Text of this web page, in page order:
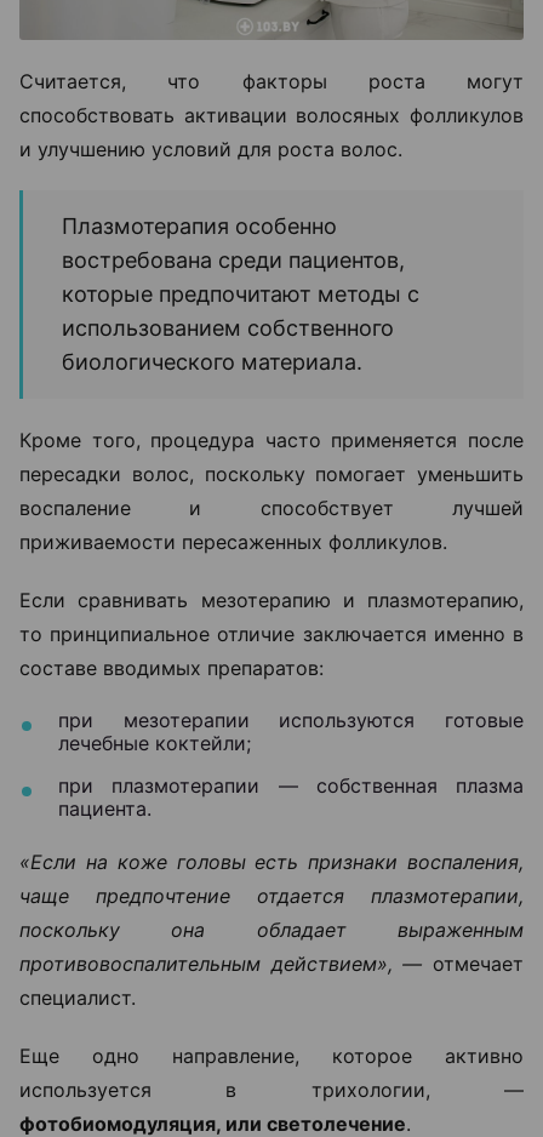
Считается, что факторы роста могут
способствовать активации волосяных фолликулов
и улучшению условий для роста волос.
Плазмотерапия особенно
востребована среди пациентов,
которые предпочитают методы с
использованием собственного
биологического материала.
Кроме того, процедура часто применяется после
пересадки волос, поскольку помогает уменьшить
воспаление и способствует лучшей
приживаемости пересаженных фолликулов.
Если сравнивать мезотерапию и плазмотерапию,
то принципиальное отличие заключается именно в
составе вводимых препаратов:
при мезотерапии используются готовые
лечебные коктейли;
при плазмотерапии — собственная плазма
пациента.
«Если на коже головы есть признаки воспаления,
чаще предпочтение отдается плазмотерапии,
поскольку она обладает выраженным
противовоспалительным действием», — отмечает
специалист.
Еще одно направление, которое активно
используется в трихологии, —
фотобиомодуляция, или светолечение.